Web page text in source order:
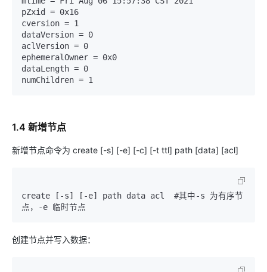
pZxid = 0x16
cversion = 1
dataVersion = 0
aclVersion = 0
ephemeralOwner = 0x0
dataLength = 0
1.4 新增节点
新增节点命令为 create [-s] [-e] [-c] [-t ttl] path [data] [acl]
create [-s] [-e] path data acl  #其中-s 为有序节
创建节点并写入数据：